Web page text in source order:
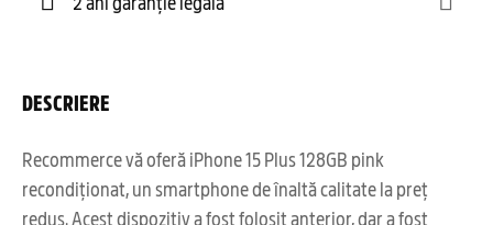
DESCRIERE
Recommerce vă oferă iPhone 15 Plus 128GB pink
recondiționat, un smartphone de înaltă calitate la preț
redus. Acest dispozitiv a fost folosit anterior, dar a fost